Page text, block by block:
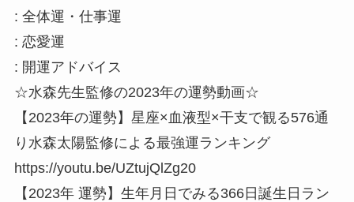
: 全体運・仕事運
: 恋愛運
: 開運アドバイス
☆水森先生監修の2023年の運勢動画☆
【2023年の運勢】星座×血液型×干支で観る576通
り水森太陽監修による最強運ランキング
https://youtu.be/UZtujQlZg20
【2023年 運勢】生年月日でみる366日誕生日ラン